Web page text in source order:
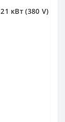
кВт (380 V)